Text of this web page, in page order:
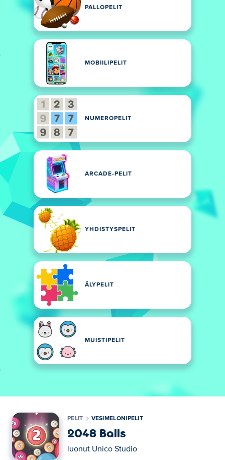
PALLOPELIT
MOBIILIPELIT
NUMEROPELIT
ARCADE-PELIT
YHDISTYSPELIT
ÄLYPELIT
MUISTIPELIT
PELIT VESIMELONIPELIT
2048 Balls
luonut Unico Studio